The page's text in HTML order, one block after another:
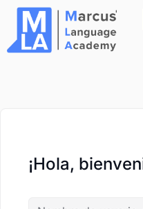
contenido
¡Hola,